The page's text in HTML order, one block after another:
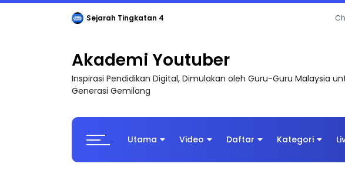
Sejarah Tingkatan 4
Akademi Youtuber
Inspirasi Pendidikan Digital, Dimulakan oleh Guru-Guru Malaysia
Generasi Gemilang
Utama Video Daftar Kategori